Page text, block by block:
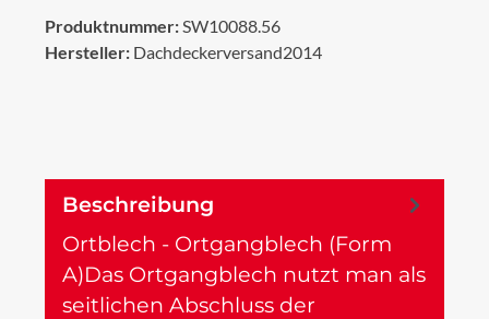
Produktnummer:SW10088.56
Hersteller: Dachdeckerversand2014
Beschreibung
Ortblech - Ortgangblech (Form
A)Das Ortgangblech nutzt man als
seitlichen Abschluss der